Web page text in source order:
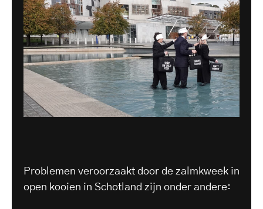
Problemen veroorzaakt door de zalmkweek in
open kooien in Schotland zijn onder andere: